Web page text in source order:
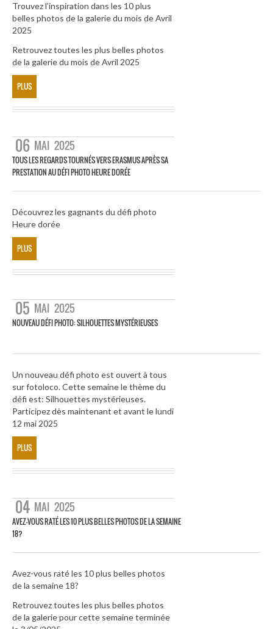
Trouvez l’inspiration dans les 10 plus
belles photos de la galerie du mois de Avril
2025
Retrouvez toutes les plus belles photos
de la galerie du mois de Avril 2025
PLUS
06 MAI 2025
TOUS LES REGARDS TOURNÉS VERS ERASMUS APRÈS SA
PRESTATION AU DÉFI PHOTO HEURE DORÉE
Découvrez les gagnants du défi photo
Heure dorée
PLUS
05 MAI 2025
NOUVEAU DÉFI PHOTO: SILHOUETTES MYSTÉRIEUSES
Un nouveau défi photo est ouvert à tous
sur fotoloco. Cette semaine le thème du
défi est: Silhouettes mystérieuses.
Participez dès maintenant et avant le lundi
12 mai 2025
PLUS
04 MAI 2025
AVEZ-VOUS RATÉ LES 10 PLUS BELLES PHOTOS DE LA SEMAINE
18?
Avez-vous raté les 10 plus belles photos
de la semaine 18?
Retrouvez toutes les plus belles photos
de la galerie pour cette semaine terminée